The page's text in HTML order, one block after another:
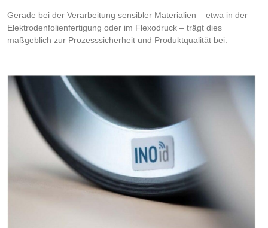
Gerade bei der Verarbeitung sensibler Materialien – etwa in der
Elektrodenfolienfertigung oder im Flexodruck – trägt dies
maßgeblich zur Prozesssicherheit und Produktqualität bei.